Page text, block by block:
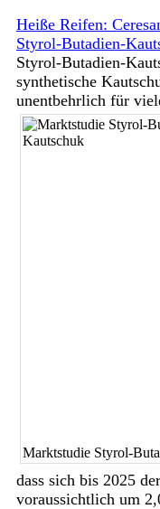
Heiße Reifen:
Styrol-Butadien-
Styrol-Butadien-
synthetische
unentbehrlich für
Marktstudie Styrol-
dass sich bis 2025
voraussichtlich um